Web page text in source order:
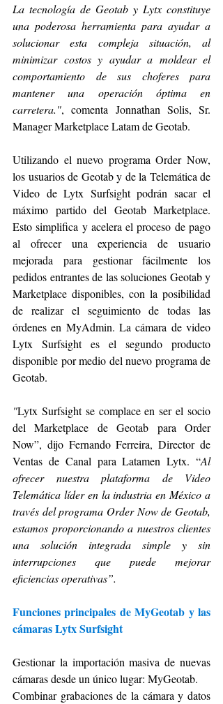
La tecnología de Geotab y Lytx constituye
una poderosa herramienta para ayudar a
solucionar esta compleja situación, al
minimizar costos y ayudar a moldear el
comportamiento de sus choferes para
mantener una operación óptima en
carretera.", comenta Jonnathan Solis, Sr.
Manager Marketplace Latam de Geotab.
Utilizando el nuevo programa Order Now,
los usuarios de Geotab y de la Telemática de
Video de Lytx Surfsight podrán sacar el
máximo partido del Geotab Marketplace.
Esto simplifica y acelera el proceso de pago
al ofrecer una experiencia de usuario
mejorada para gestionar fácilmente los
pedidos entrantes de las soluciones Geotab y
Marketplace disponibles, con la posibilidad
de realizar el seguimiento de todas las
órdenes en MyAdmin. La cámara de video
Lytx Surfsight es el segundo producto
disponible por medio del nuevo programa de
Geotab.
"Lytx Surfsight se complace en ser el socio
del Marketplace de Geotab para Order
Now”, dijo Fernando Ferreira, Director de
Ventas de Canal para Latamen Lytx. “Al
ofrecer nuestra plataforma de Video
Telemática líder en la industria en México a
través del programa Order Now de Geotab,
estamos proporcionando a nuestros clientes
una solución integrada simple y sin
interrupciones que puede mejorar
eficiencias operativas”.
Funciones principales de MyGeotab y las
cámaras Lytx Surfsight
Gestionar la importación masiva de nuevas
cámaras desde un único lugar: MyGeotab.
Combinar grabaciones de la cámara y datos